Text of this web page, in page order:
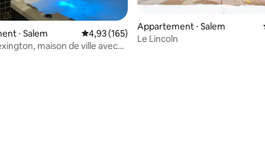
base de 206 commentaires : 4,97 sur 5
⋅ Salem Évaluation moyenne sur la base de 165
4,93 (165)
maison de ville avec
Appartement ⋅ Salem
Le Lincoln